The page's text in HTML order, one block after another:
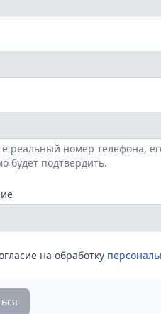
реальный номер телефона,
будет подтвердить.
на обработку